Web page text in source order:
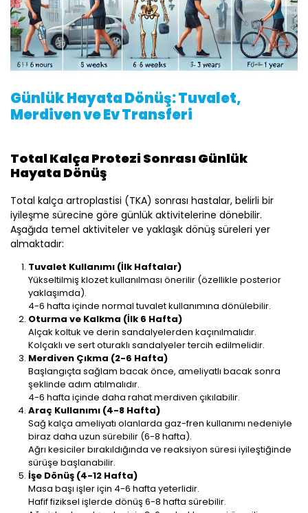
Günlük Hayata Dönüş: Tuvalet,
Merdiven ve Ev Transferi
Total Kalça Protezi Sonrası Günlük
Hayata Dönüş
Total kalça artroplastisi (TKA) sonrası hastalar, belirli bir
iyileşme sürecine göre günlük aktivitelerine dönebilir.
Aşağıda temel aktiviteler ve yaklaşık dönüş süreleri yer
almaktadır:
Tuvalet Kullanımı (İlk Haftalar)
Yükseltilmiş klozet kullanılması önerilir (özellikle posterior
yaklaşımda).
4-6 hafta içinde normal tuvalet kullanımına dönülebilir.
Oturma ve Kalkma (İlk 6 Hafta)
Alçak koltuk ve derin sandalyelerden kaçınılmalıdır.
Kolçaklı ve sert oturaklı sandalyeler tercih edilmelidir.
Merdiven Çıkma (2-6 Hafta)
Başlangıçta sağlam bacak önce, ameliyatlı bacak sonra
şeklinde adım atılmalıdır.
4-6 hafta içinde daha rahat merdiven çıkılabilir.
Araç Kullanımı (4-8 Hafta)
Sağ kalça ameliyatı olanlarda gaz-fren kullanımı nedeniyle
biraz daha uzun sürebilir (6-8 hafta).
Ağrı kesiciler bırakıldığında ve reaksiyon süresi iyileştiğinde
sürüşe başlanabilir.
İşe Dönüş (4-12 Hafta)
Masa başı işler için 4-6 hafta yeterlidir.
Hafif fiziksel işlerde dönüş 6-8 hafta sürebilir.